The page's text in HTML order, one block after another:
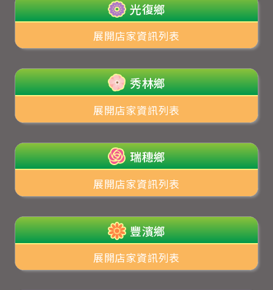
光復鄉
展開店家資訊列表
秀林鄉
展開店家資訊列表
瑞穗鄉
展開店家資訊列表
豐濱鄉
展開店家資訊列表